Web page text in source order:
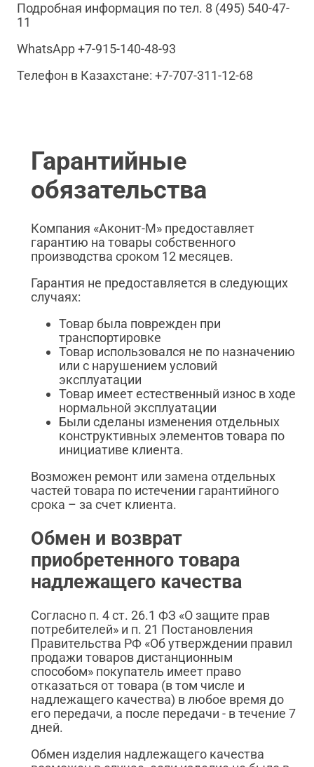
Подробная информация по тел. 8 (495) 540-47-
11
WhatsApp +7-915-140-48-93
Телефон в Казахстане: +7-707-311-12-68
Гарантийные
обязательства
Компания «Аконит-М» предоставляет
гарантию на товары собственного
производства сроком 12 месяцев.
Гарантия не предоставляется в следующих
случаях:
Товар была поврежден при
транспортировке
Товар использовался не по назначению
или с нарушением условий
эксплуатации
Товар имеет естественный износ в ходе
нормальной эксплуатации
Были сделаны изменения отдельных
конструктивных элементов товара по
инициативе клиента.
Возможен ремонт или замена отдельных
частей товара по истечении гарантийного
срока – за счет клиента.
Обмен и возврат
приобретенного товара
надлежащего качества
Согласно п. 4 ст. 26.1 ФЗ «О защите прав
потребителей» и п. 21 Постановления
Правительства РФ «Об утверждении правил
продажи товаров дистанционным
способом» покупатель имеет право
отказаться от товара (в том числе и
надлежащего качества) в любое время до
его передачи, а после передачи - в течение 7
дней.
Обмен изделия надлежащего качества